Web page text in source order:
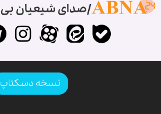
صدای شیعیان
نسخه دسکتاپ